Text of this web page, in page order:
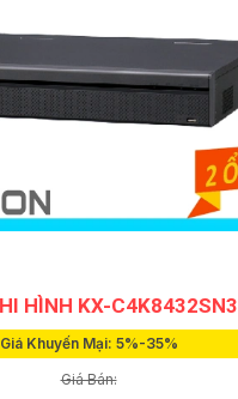
HÌNH KX-C4K8432SN3
Giá Khuyến Mại: 5%-35%
Giá Bán: